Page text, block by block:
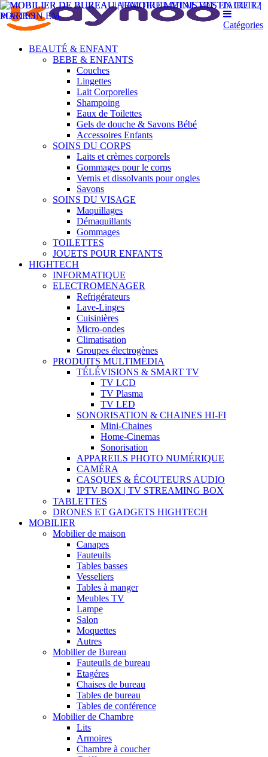
Catégories
BEAUTÉ & ENFANT
BEBE & ENFANTS
Couches
Lingettes
Lait Corporelles
Shampoing
Eaux de Toilettes
Gels de douche & Savons Bébé
Accessoires Enfants
SOINS DU CORPS
Laits et crèmes corporels
Gommages pour le corps
Vernis et dissolvants pour ongles
Savons
SOINS DU VISAGE
Maquillages
Démaquillants
Gommages
TOILETTES
JOUETS POUR ENFANTS
HIGHTECH
INFORMATIQUE
ELECTROMENAGER
Refrigérateurs
Lave-Linges
Cuisinières
Micro-ondes
Climatisation
Groupes électrogènes
PRODUITS MULTIMEDIA
TÉLÉVISIONS & SMART TV
TV LCD
TV Plasma
TV LED
SONORISATION & CHAINES HI-FI
Mini-Chaines
Home-Cinemas
Sonorisation
APPAREILS PHOTO NUMÉRIQUE
CAMÉRA
CASQUES & ÉCOUTEURS AUDIO
IPTV BOX | TV STREAMING BOX
TABLETTES
DRONES ET GADGETS HIGHTECH
MOBILIER
Mobilier de maison
Canapes
Fauteuils
Tables basses
Vesseliers
Tables à manger
Meubles TV
Lampe
Salon
Moquettes
Autres
Mobilier de Bureau
Fauteuils de bureau
Etagéres
Chaises de bureau
Tables de bureau
Tables de conférence
Mobilier de Chambre
Lits
Armoires
Chambre à coucher